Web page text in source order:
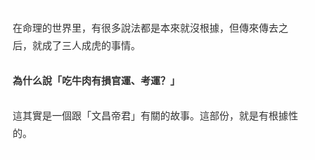
在命理的世界里，有很多說法都是本來就沒根據，但傳來傳去之
后，就成了三人成虎的事情。
為什么說「吃牛肉有損官運、考運？」
這其實是一個跟「文昌帝君」有關的故事。這部份，就是有根據性
的。